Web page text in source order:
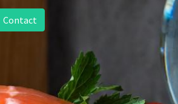
Contact